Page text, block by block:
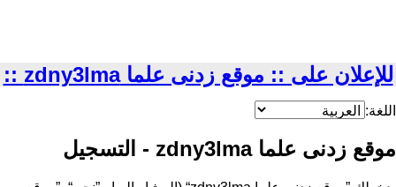
للإعلان على :: موقع زدنى علما zdny3lma ::
اللغة:
موقع زدنى علما zdny3lma - التسجيل